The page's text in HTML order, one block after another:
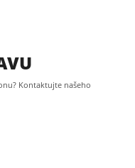
Kontaktujte našeho